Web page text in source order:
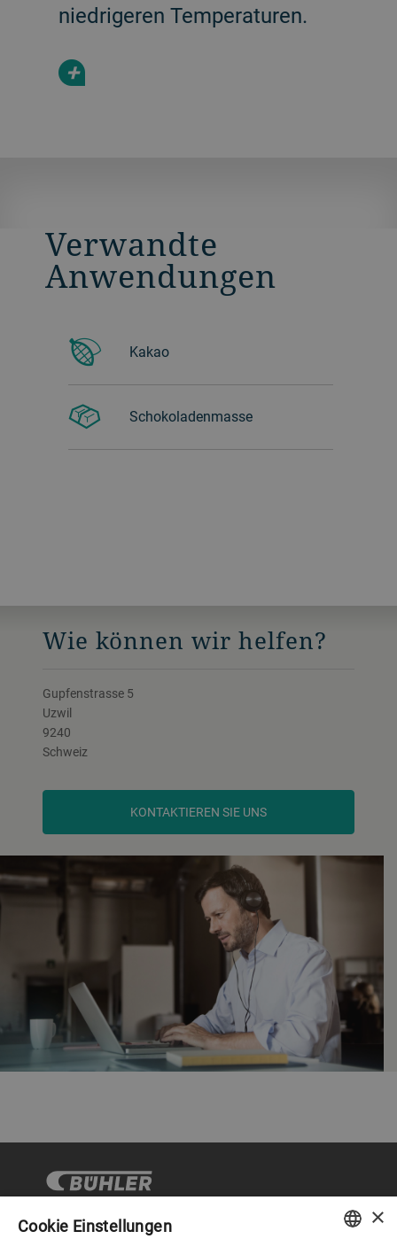
niedrigeren Temperaturen.
+
Verwandte
Anwendungen
Kakao
Schokoladenmasse
Wie können wir helfen?
Gupfenstrasse 5
Uzwil
9240
Schweiz
KONTAKTIEREN SIE UNS
×
Cookie Einstellungen